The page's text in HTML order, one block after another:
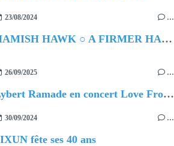
23/08/2024 …
HAMISH HAWK ○ A FIRMER HAND
26/09/2025 …
Lybert Ramade en concert Love From Me
30/09/2024 …
fête ses 40 ans